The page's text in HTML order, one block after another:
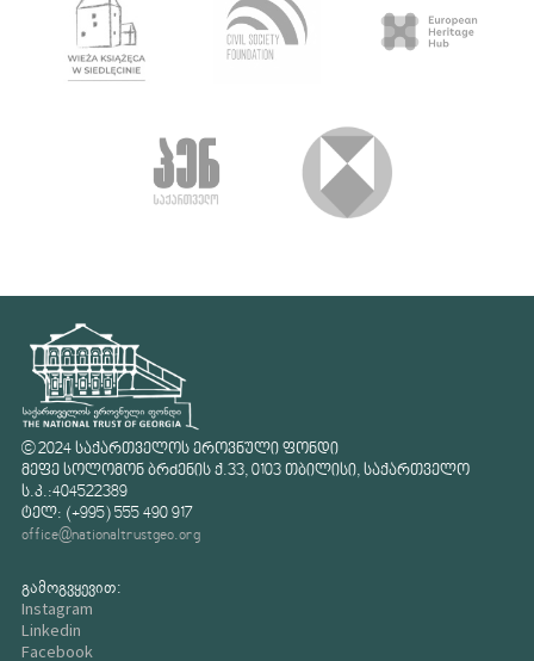
© 2024 საქართველოს ეროვნული ფონდი
მეფე სოლომონ ბრძენის ქ.33, 0103 თბილისი, საქართველო
ს.კ.:404522389
ტელ: (+995) 555 490 917
office@nationaltrustgeo.org
გამოგვყევით:
Instagram
Linkedin
Facebook